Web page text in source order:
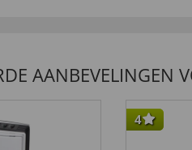
AANBEVELINGEN
4